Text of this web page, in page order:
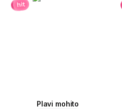
hit
Plavi mohito